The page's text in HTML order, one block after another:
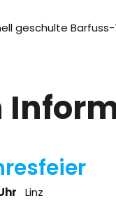
geschulte
Linz